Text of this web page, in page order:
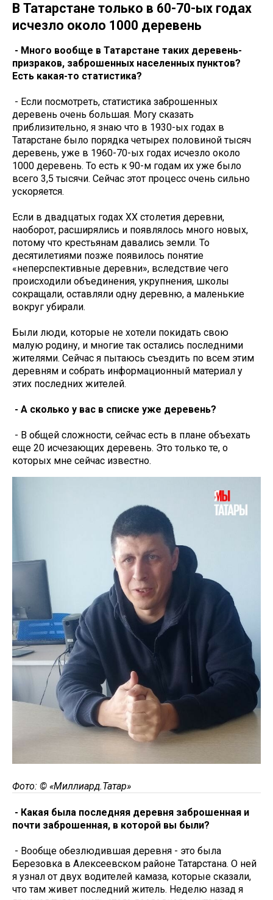
В Татарстане только в 60-70-ых годах
исчезло около 1000 деревень
- Много вообще в Татарстане таких деревень-
призраков, заброшенных населенных пунктов?
Есть какая-то статистика?
- Если посмотреть, статистика заброшенных
деревень очень большая. Могу сказать
приблизительно, я знаю что в 1930-ых годах в
Татарстане было порядка четырех половиной тысяч
деревень, уже в 1960-70-ых годах исчезло около
1000 деревень. То есть к 90-м годам их уже было
всего 3,5 тысячи. Сейчас этот процесс очень сильно
ускоряется.
Если в двадцатых годах ХХ столетия деревни,
наоборот, расширялись и появлялось много новых,
потому что крестьянам давались земли. То
десятилетиями позже появилось понятие
«неперспективные деревни», вследствие чего
происходили объединения, укрупнения, школы
сокращали, оставляли одну деревню, а маленькие
вокруг убирали.
Были люди, которые не хотели покидать свою
малую родину, и многие так остались последними
жителями. Сейчас я пытаюсь съездить по всем этим
деревням и собрать информационный материал у
этих последних жителей.
- А сколько у вас в списке уже деревень?
- В общей сложности, сейчас есть в плане объехать
еще 20 исчезающих деревень. Это только те, о
которых мне сейчас известно.
Фото: © «Миллиард.Татар»
- Какая была последняя деревня заброшенная и
почти заброшенная, в которой вы были?
- Вообще обезлюдившая деревня - это была
Березовка в Алексеевском районе Татарстана. О ней
я узнал от двух водителей камаза, которые сказали,
что там живет последний житель. Неделю назад я